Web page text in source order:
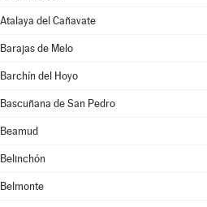
Atalaya del Cañavate
Barajas de Melo
Barchín del Hoyo
Bascuñana de San Pedro
Beamud
Belinchón
Belmonte